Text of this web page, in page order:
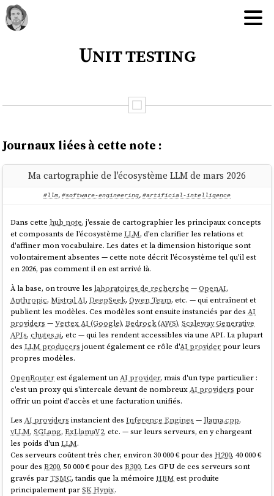
Unit testing
Journaux liées à cette note :
Ma cartographie de l'écosystème LLM de mars 2026
#llm, #software-engineering, #artificial-intelligence
Dans cette hub note, j'essaie de cartographier les principaux concepts
et composants de l'écosystèmeLLM, d'en clarifier les relations et
d'affiner mon vocabulaire. Les dates et la dimension historique sont
volontairement absentes — cette note décrit l'écosystème tel qu'il est
en 2026, pas comment il en est arrivé là.
À la base, on trouve les laboratoires de recherche —OpenAI,
Anthropic,Mistral AI,DeepSeek,Qwen Team, etc. — qui entraînent et
publient les modèles. Ces modèles sont ensuite instanciés par desAI
providers —Vertex AI (Google),Bedrock (AWS),Scaleway Generative
APIs,chutes.ai, etc — qui les rendent accessibles via une API. La plupart
desLLM producers jouent également ce rôle d'AI provider pour leurs
propres modèles.
OpenRouterest également unAI provider, mais d'un type particulier :
c'est un proxy qui s'intercale devant de nombreuxAI providers pour
offrir un point d'accès et une facturation unifiés.
LesAI providers instancient desInference Engines — llama.cpp,
vLLM,SGLang,ExLlamaV2, etc. — sur leurs serveurs, en y chargeant
les poids d'unLLM.
Ces serveurs coûtent très cher, environ 30 000 € pour desH200, 40 000 €
pour desB200, 50 000 € pour desB300. Les GPU de ces serveurs sont
gravés parTSMC, tandis que la mémoireHBM est produite
principalement parSK Hynix.